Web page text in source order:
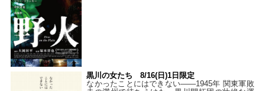
黒川の女たち 8/16(日)1日限定
なかったことにはできない——1945年 関東軍敗